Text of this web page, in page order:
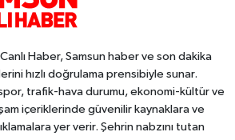
Haber, Samsun haber ve son dakika
hızlı doğrulama prensibiyle sunar.
trafik-hava durumu, ekonomi-kültür ve
içeriklerinde güvenilir kaynaklara ve
yer verir. Şehrin nabzını tutan